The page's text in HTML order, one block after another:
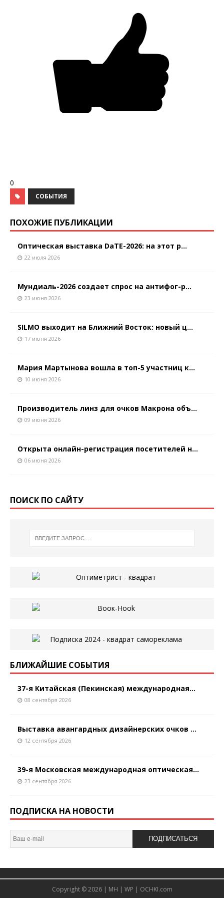
0
СОБЫТИЯ
ПОХОЖИЕ ПУБЛИКАЦИИ
Оптическая выставка DaTE-2026: на этот р...
22 июля 2026
Мундиаль-2026 создает спрос на антифог-р...
23 июня 2026
SILMO выходит на Ближний Восток: новый ц...
17 июня 2026
Мария Мартынова вошла в топ-5 участниц к...
10 июня 2026
Производитель линз для очков Макрона объ...
09 июня 2026
Открыта онлайн-регистрация посетителей н...
06 июня 2026
ПОИСК ПО САЙТУ
БЛИЖАЙШИЕ СОБЫТИЯ
37-я Китайская (Пекинская) международная...
08 сентября 2026
Выставка авангардных дизайнерских очков ...
12 сентября 2026
39-я Московская международная оптическая...
23 сентября 2026
ПОДПИСКА НА НОВОСТИ
ПОДПИСАТЬСЯ
Copyright © 2026 | MH | WP | OCHKI.com